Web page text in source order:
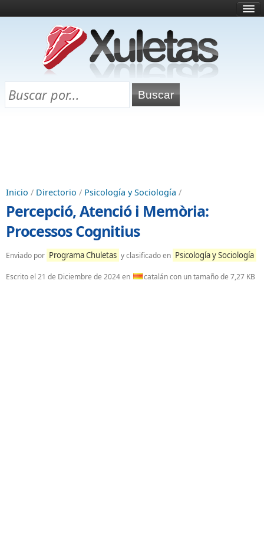
¿Qué es esto?
Directorio
Chuletas para exámenes
Inicio / Directorio / Psicología y Sociología /
Percepció, Atenció i Memòria:
Processos Cognitius
Enviado por Programa Chuletas y clasificado en Psicología y Sociología
Escrito el 21 de Diciembre de 2024en catalán con un tamaño de 7,27 KB